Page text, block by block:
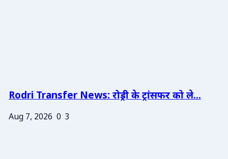
Rodri Transfer News: रोड्री के ट्रांसफर को ले...
Aug 7, 2026 0 3